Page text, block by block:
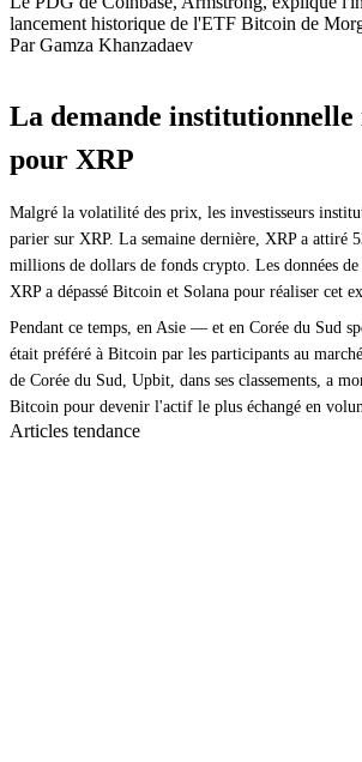
lancement historique de l'ETF Bitcoin de
Par Gamza Khanzadaev
La demande institutionnelle
pour XRP
Malgré la volatilité des prix, les investisseurs
parier sur XRP. La semaine dernière, XRP a attiré
millions de dollars de fonds crypto. Les données
XRP a dépassé Bitcoin et Solana pour réaliser cet
Pendant ce temps, en Asie — et en Corée du Sud
était préféré à Bitcoin par les participants au
de Corée du Sud, Upbit, dans ses classements, a
Bitcoin pour devenir l'actif le plus échangé en
Articles tendance